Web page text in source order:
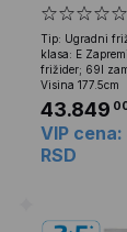
Tip: Ugradni
klasa: E
frižider; 69l
Visina 177.5cm
43.849
VIP cena:
RSD